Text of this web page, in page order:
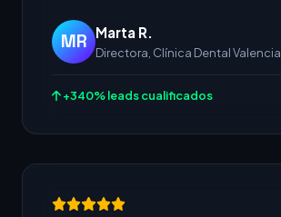
MR Marta R.
Directora, Clínica Dental Valencia
+340% leads cualificados